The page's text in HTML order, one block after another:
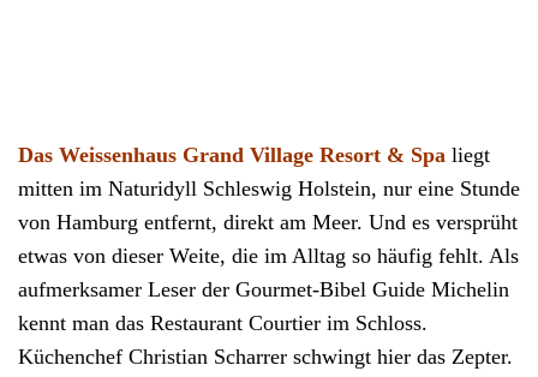
Das Weissenhaus Grand Village Resort & Spa liegt
mitten im Naturidyll Schleswig Holstein, nur eine Stunde
von Hamburg entfernt, direkt am Meer. Und es versprüht
etwas von dieser Weite, die im Alltag so häufig fehlt. Als
aufmerksamer Leser der Gourmet-Bibel Guide Michelin
kennt man das Restaurant Courtier im Schloss.
Küchenchef Christian Scharrer schwingt hier das Zepter.